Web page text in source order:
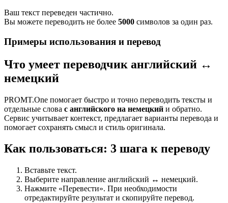
Ваш текст переведен частично.
Вы можете переводить не более 5000 символов за один раз.
Примеры использования и перевод
Что умеет переводчик английский ↔
немецкий
PROMT.One помогает быстро и точно переводить тексты и
отдельные слова с английского на немецкий и обратно.
Сервис учитывает контекст, предлагает варианты перевода и
помогает сохранять смысл и стиль оригинала.
Как пользоваться: 3 шага к переводу
Вставьте текст.
Выберите направление английский ↔ немецкий.
Нажмите «Перевести». При необходимости
отредактируйте результат и скопируйте перевод.